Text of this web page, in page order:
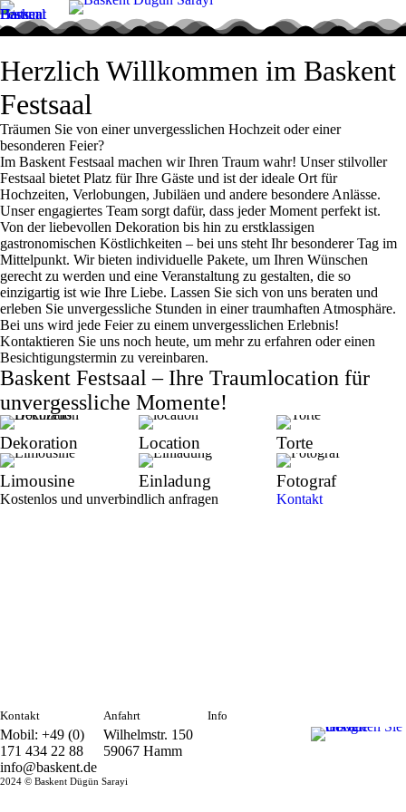
Herzlich Willkommen im Baskent
Festsaal
Träumen Sie von einer unvergesslichen Hochzeit oder einer
besonderen Feier?
Im Baskent Festsaal machen wir Ihren Traum wahr! Unser stilvoller
Festsaal bietet Platz für Ihre Gäste und ist der ideale Ort für
Hochzeiten, Verlobungen, Jubiläen und andere besondere Anlässe.
Unser engagiertes Team sorgt dafür, dass jeder Moment perfekt ist.
Von der liebevollen Dekoration bis hin zu erstklassigen
gastronomischen Köstlichkeiten – bei uns steht Ihr besonderer Tag im
Mittelpunkt. Wir bieten individuelle Pakete, um Ihren Wünschen
gerecht zu werden und eine Veranstaltung zu gestalten, die so
einzigartig ist wie Ihre Liebe. Lassen Sie sich von uns beraten und
erleben Sie unvergessliche Stunden in einer traumhaften Atmosphäre.
Bei uns wird jede Feier zu einem unvergesslichen Erlebnis!
Kontaktieren Sie uns noch heute, um mehr zu erfahren oder einen
Besichtigungstermin zu vereinbaren.
Baskent Festsaal – Ihre Traumlocation für
unvergessliche Momente!
Dekoration Location
Torte
Limousine
Einladung Fotograf
Kostenlos und unverbindlich anfragen Kontakt
Kontakt
Mobil: +49 (0)
171 434 22 88
info@baskent.de
Anfahrt
Wilhelmstr. 150
59067 Hamm
Info
2024 © Baskent Dügün Sarayi